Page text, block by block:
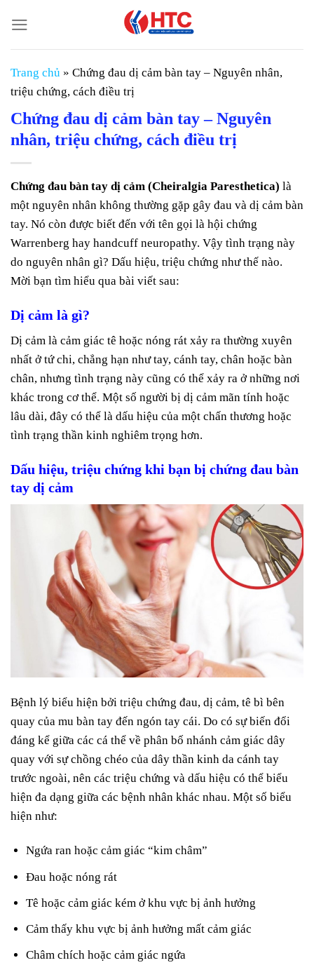
đến
nội
dung
Trang chủ » Chứng đau dị cảm bàn tay – Nguyên nhân,
triệu chứng, cách điều trị
Chứng đau dị cảm bàn tay – Nguyên
nhân, triệu chứng, cách điều trị
Chứng đau bàn tay dị cảm (Cheiralgia Paresthetica) là
một nguyên nhân không thường gặp gây đau và dị cảm bàn
tay. Nó còn được biết đến với tên gọi là hội chứng
Warrenberg hay handcuff neuropathy. Vậy tình trạng này
do nguyên nhân gì? Dấu hiệu, triệu chứng như thế nào.
Mời bạn tìm hiểu qua bài viết sau:
Dị cảm là gì?
Dị cảm là cảm giác tê hoặc nóng rát xảy ra thường xuyên
nhất ở tứ chi, chẳng hạn như tay, cánh tay, chân hoặc bàn
chân, nhưng tình trạng này cũng có thể xảy ra ở những nơi
khác trong cơ thể. Một số người bị dị cảm mãn tính hoặc
lâu dài, đây có thể là dấu hiệu của một chấn thương hoặc
tình trạng thần kinh nghiêm trọng hơn.
Dấu hiệu, triệu chứng khi bạn bị chứng đau bàn
tay dị cảm
Bệnh lý biểu hiện bởi triệu chứng đau, dị cảm, tê bì bên
quay của mu bàn tay đến ngón tay cái. Do có sự biến đổi
đáng kể giữa các cá thể về phân bố nhánh cảm giác dây
quay với sự chồng chéo của dây thần kinh da cánh tay
trước ngoài, nên các triệu chứng và dấu hiệu có thể biểu
hiện đa dạng giữa các bệnh nhân khác nhau. Một số biểu
hiện như:
Ngứa ran hoặc cảm giác “kim châm”
Đau hoặc nóng rát
Tê hoặc cảm giác kém ở khu vực bị ảnh hưởng
Cảm thấy khu vực bị ảnh hưởng mất cảm giác
Châm chích hoặc cảm giác ngứa